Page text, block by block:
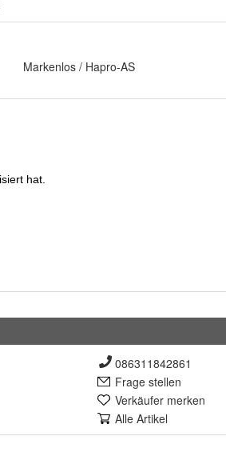
Markenlos / Hapro-AS
086311842861
Frage stellen
Verkäufer merken
Alle Artikel